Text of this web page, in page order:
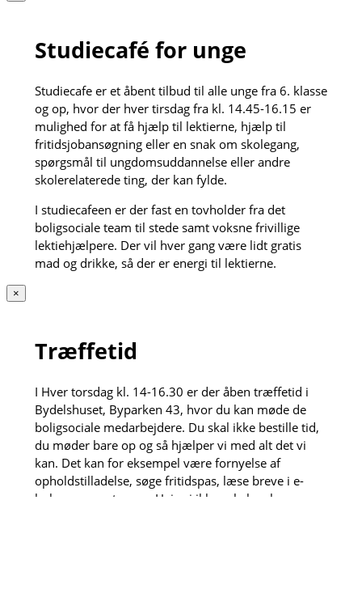
Studiecafé for unge
Studiecafe er et åbent tilbud til alle unge fra 6. klasse
og op, hvor der hver tirsdag fra kl. 14.45-16.15 er
mulighed for at få hjælp til lektierne, hjælp til
fritidsjobansøgning eller en snak om skolegang,
spørgsmål til ungdomsuddannelse eller andre
skolerelaterede ting, der kan fylde.
I studiecafeen er der fast en tovholder fra det
boligsociale team til stede samt voksne frivillige
lektiehjælpere. Der vil hver gang være lidt gratis
mad og drikke, så der er energi til lektierne.
×
Træffetid
I Hver torsdag kl. 14-16.30 er der åben træffetid i
Bydelshuset, Byparken 43, hvor du kan møde de
boligsociale medarbejdere. Du skal ikke bestille tid,
du møder bare op og så hjælper vi med alt det vi
kan. Det kan for eksempel være fornyelse af
opholdstilladelse, søge fritidspas, læse breve i e-
boks og meget mere. Hvis vi ikke selv kan løse